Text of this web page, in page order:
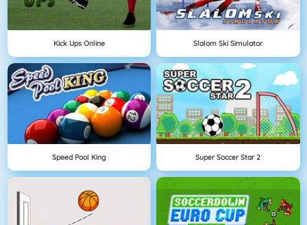
Kick Ups Online Slalom Ski Simulator
Speed Pool King Super Soccer Star 2